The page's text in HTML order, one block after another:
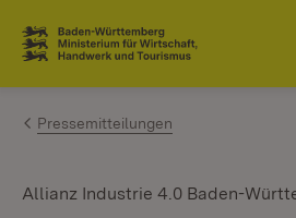
Zum Inhalt springen
Link zur Startseite
Pressemitteilungen
Allianz Industrie 4.0 Baden-